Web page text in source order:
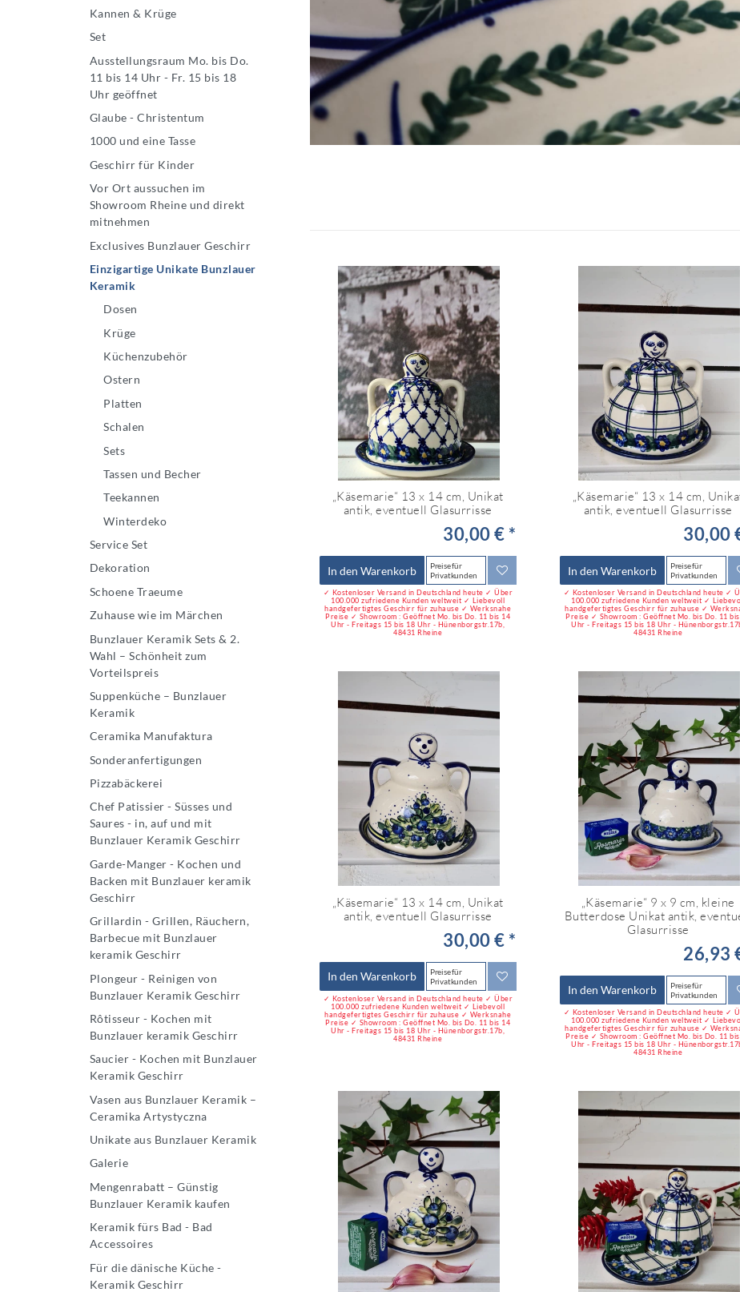
Kannen & Krüge
Set
Ausstellungsraum Mo. bis Do.
11 bis 14 Uhr - Fr. 15 bis 18
Uhr geöffnet
Glaube - Christentum
1000 und eine Tasse
Geschirr für Kinder
Vor Ort aussuchen im
Showroom Rheine und direkt
mitnehmen
Exclusives Bunzlauer Geschirr
Einzigartige Unikate Bunzlauer
Keramik
Dosen
Krüge
Küchenzubehör
Ostern
Platten
Schalen
Sets
Tassen und Becher
Teekannen
Winterdeko
Service Set
Dekoration
Schoene Traeume
Zuhause wie im Märchen
Bunzlauer Keramik Sets & 2.
Wahl – Schönheit zum
Vorteilspreis
Suppenküche – Bunzlauer
Keramik
Ceramika Manufaktura
Sonderanfertigungen
Pizzabäckerei
Chef Patissier - Süsses und
Saures - in, auf und mit
Bunzlauer Keramik Geschirr
Garde-Manger - Kochen und
Backen mit Bunzlauer keramik
Geschirr
Grillardin - Grillen, Räuchern,
Barbecue mit Bunzlauer
keramik Geschirr
Plongeur - Reinigen von
Bunzlauer Keramik Geschirr
Rôtisseur - Kochen mit
Bunzlauer keramik Geschirr
Saucier - Kochen mit Bunzlauer
Keramik Geschirr
Vasen aus Bunzlauer Keramik –
Ceramika Artystyczna
Unikate aus Bunzlauer Keramik
Galerie
Mengenrabatt – Günstig
Bunzlauer Keramik kaufen
Keramik fürs Bad - Bad
Accessoires
Für die dänische Küche -
Keramik Geschirr
„Käsemarie“ 13 x 14 cm, Unikat
antik, eventuell Glasurrisse
30,00 € *
In den Warenkorb
Preise für
Privatkunden
✓ Kostenloser Versand in Deutschland heute ✓ Über
100.000 zufriedene Kunden weltweit ✓ Liebevoll
handgefertigtes Geschirr für zuhause ✓ Werksnahe
Preise ✓ Showroom : Geöffnet Mo. bis Do. 11 bis 14
Uhr - Freitags 15 bis 18 Uhr - Hünenborgstr.17b,
48431 Rheine
„Käsemarie“ 13 x 14 cm,
antik, eventuell Glasurrisse
30,00
In den Warenkorb
Preise für
Privatkunden
✓ Kostenloser Versand in Deutschland heute ✓
100.000 zufriedene Kunden weltweit ✓
handgefertigtes Geschirr für zuhause ✓
Preise ✓ Showroom : Geöffnet Mo. bis Do. 11
Uhr - Freitags 15 bis 18 Uhr -
48431 Rheine
„Käsemarie“ 13 x 14 cm, Unikat
antik, eventuell Glasurrisse
30,00 € *
In den Warenkorb
Preise für
Privatkunden
✓ Kostenloser Versand in Deutschland heute ✓ Über
100.000 zufriedene Kunden weltweit ✓ Liebevoll
handgefertigtes Geschirr für zuhause ✓ Werksnahe
Preise ✓ Showroom : Geöffnet Mo. bis Do. 11 bis 14
Uhr - Freitags 15 bis 18 Uhr - Hünenborgstr.17b,
48431 Rheine
„Käsemarie“ 9 x 9 cm, kleine
Butterdose Unikat antik,
Glasurrisse
26,93
In den Warenkorb
Preise für
Privatkunden
✓ Kostenloser Versand in Deutschland heute ✓
100.000 zufriedene Kunden weltweit ✓
handgefertigtes Geschirr für zuhause ✓
Preise ✓ Showroom : Geöffnet Mo. bis Do. 11
Uhr - Freitags 15 bis 18 Uhr -
48431 Rheine